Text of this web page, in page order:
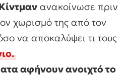
ανακοίνωσε πριν
χωρισμό της από τον
να αποκαλύψει τι τους
.
αφήνουν ανοιχτό το